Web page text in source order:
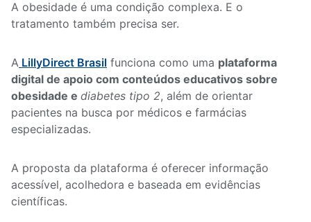
A obesidade é uma condição complexa. E o
tratamento também precisa ser.
A LillyDirect Brasil funciona como uma plataforma
digital de apoio com conteúdos educativos sobre
obesidade e diabetes tipo 2, além de orientar
pacientes na busca por médicos e farmácias
especializadas.
A proposta da plataforma é oferecer informação
acessível, acolhedora e baseada em evidências
científicas.